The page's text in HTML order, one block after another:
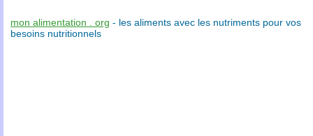
mon alimentation . org - les aliments avec les nutriments pour vos
besoins nutritionnels